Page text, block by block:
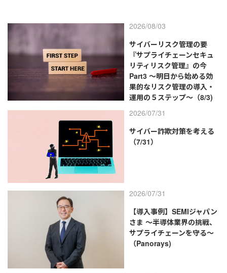
2026/08/03
サイバーリスク管理の要
『サプライチェーンセキュ
リティリスク管理』の今
Part3 ～明日から始める効
果的なリスク管理の導入・
運用の５ステップ～（8/3)
2026/07/31
サイバー詐欺対策を考える
（7/31）
2026/07/31
【導入事例】SEMIジャパン
さま ～半導体業界の挑戦、
サプライチェーンを守る～
（Panorays)